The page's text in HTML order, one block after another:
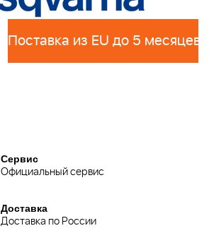
Поставка из EU до 5 месяцев
Сервис
Официальный сервис
Доставка
Доставка по России